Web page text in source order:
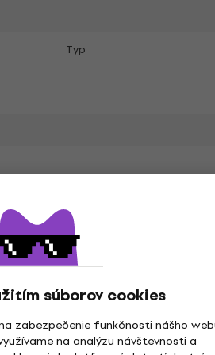
súborov cookies
zabezpečenie funkčnosti nášho
na analýzu návštevnosti a
Typ
Špecifikácia materiálu